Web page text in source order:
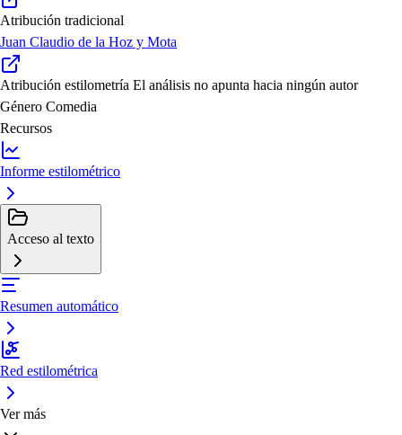
Atribución tradicional
Juan Claudio de la Hoz y Mota
Atribución estilometría El análisis no apunta hacia ningún autor
Género Comedia
Recursos
Informe estilométrico
Acceso al texto
Resumen automático
Red estilométrica
Ver más